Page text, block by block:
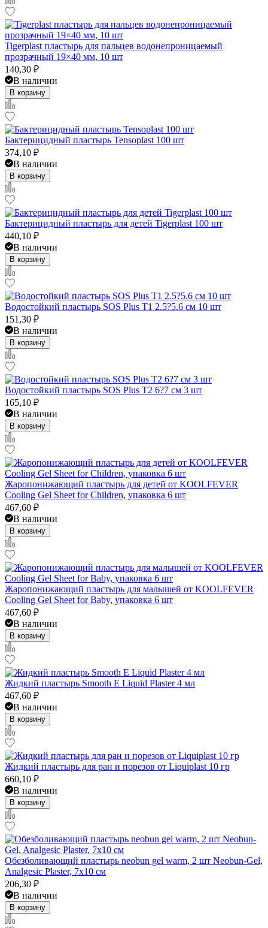
Tigerplast пластырь для пальцев водонепроницаемый
прозрачный 19×40 мм, 10 шт
140,30 ₽
В наличии
В корзину
Бактерицидный пластырь Tensoplast 100 шт
374,10 ₽
В наличии
В корзину
Бактерицидный пластырь для детей Tigerplast 100 шт
440,10 ₽
В наличии
В корзину
Водостойкий пластырь SOS Plus T1 2.5?5.6 см 10 шт
151,30 ₽
В наличии
В корзину
Водостойкий пластырь SOS Plus T2 6?7 см 3 шт
165,10 ₽
В наличии
В корзину
Жаропонижающий пластырь для детей от KOOLFEVER
Cooling Gel Sheet for Children, упаковка 6 шт
467,60 ₽
В наличии
В корзину
Жаропонижающий пластырь для малышей от KOOLFEVER
Cooling Gel Sheet for Baby, упаковка 6 шт
467,60 ₽
В наличии
В корзину
Жидкий пластырь Smooth E Liquid Plaster 4 мл
467,60 ₽
В наличии
В корзину
Жидкий пластырь для ран и порезов от Liquiplast 10 гр
660,10 ₽
В наличии
В корзину
Обезболивающий пластырь neobun gel warm, 2 шт Neobun-Gel,
Analgesic Plaster, 7х10 см
206,30 ₽
В наличии
В корзину